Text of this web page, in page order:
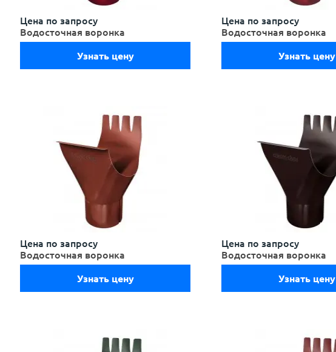
Цена по запросу
Водосточная воронка
Узнать цену
Цена по запросу
Водосточная воронка
Узнать цену
Цена по запросу
Водосточная воронка
Узнать цену
Цена по запросу
Водосточная воронка
Узнать цену